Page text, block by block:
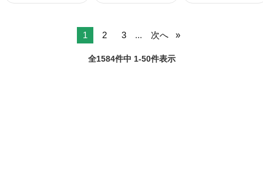
1 2 3 ... 次へ
全1584件中 1-50件表示